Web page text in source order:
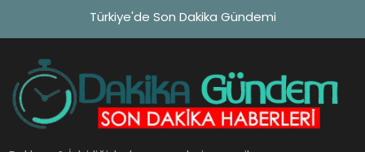
Türkiye'de Son Dakika Gündemi